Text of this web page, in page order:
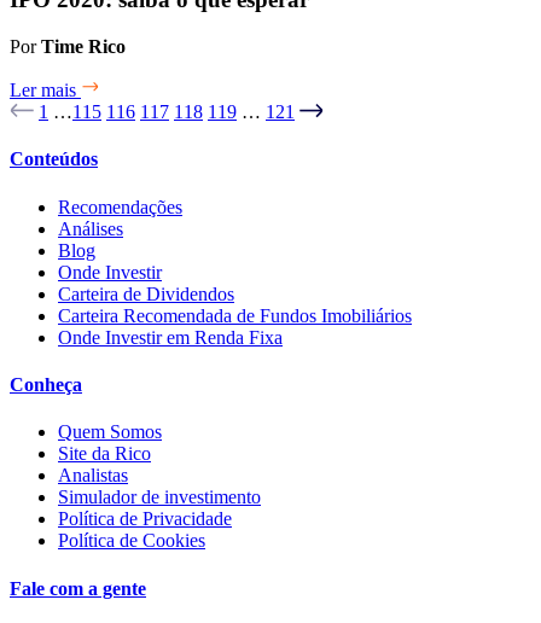
PorTime Rico
Ler mais
1 …115 116 117 118 119 … 121
Conteúdos
Recomendações
Análises
Blog
Onde Investir
Carteira de Dividendos
Carteira Recomendada de Fundos Imobiliários
Onde Investir em Renda Fixa
Conheça
Quem Somos
Site da Rico
Analistas
Simulador de investimento
Política de Privacidade
Política de Cookies
Fale com a gente